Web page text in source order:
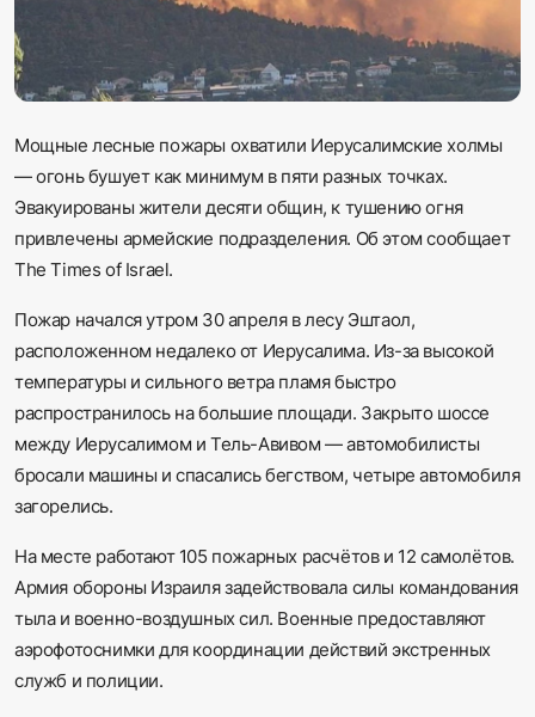
Спорт
Мир
Русский
Мощные лесные пожары охватили Иерусалимские холмы
— огонь бушует как минимум в пяти разных точках.
Эвакуированы жители десяти общин, к тушению огня
привлечены армейские подразделения. Об этом сообщает
The Times of Israel.
Пожар начался утром 30 апреля в лесу Эштаол,
расположенном недалеко от Иерусалима. Из-за высокой
температуры и сильного ветра пламя быстро
распространилось на большие площади. Закрыто шоссе
между Иерусалимом и Тель-Авивом — автомобилисты
бросали машины и спасались бегством, четыре автомобиля
загорелись.
На месте работают 105 пожарных расчётов и 12 самолётов.
Армия обороны Израиля задействовала силы командования
тыла и военно-воздушных сил. Военные предоставляют
аэрофотоснимки для координации действий экстренных
служб и полиции.